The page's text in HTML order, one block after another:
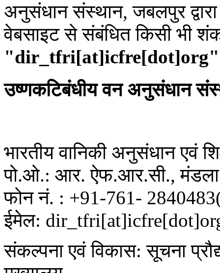
अनुसंधान संस्थान, जबलपुर
वेबसाइट से संबंधित किसी भी
"dir_tfri[at]icfre[dot]org"
उष्णकटिबंधीय वन अनुसंधान
भारतीय वानिकी अनुसंधान एवं
पो.ओ.: आर. ऐफ.आर.सी., मंडला
फोन नं. : +91-761-
ईमेल:
संकल्पना एवं विकास: सूचना